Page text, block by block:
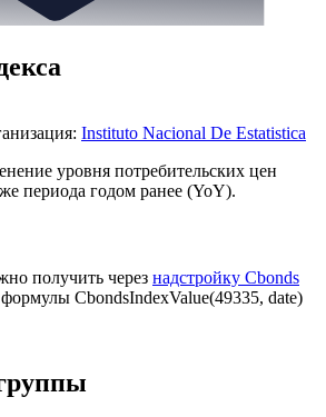
Instituto Nacional De Estatistica
уровня потребительских цен
периода годом ранее (YoY).
получить через надстройку Cbonds
CbondsIndexValue(49335, date)